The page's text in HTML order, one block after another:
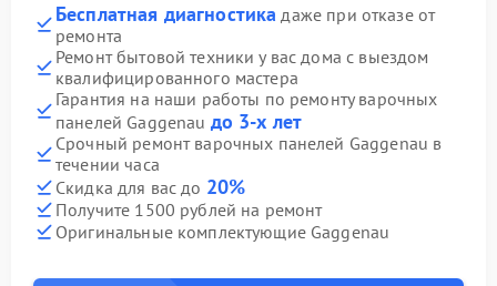
Бесплатная диагностика даже при отказе от
ремонта
Ремонт бытовой техники у вас дома с выездом
квалифицированного мастера
Гарантия на наши работы по ремонту варочных
панелей Gaggenau до 3-х лет
Срочный ремонт варочных панелей Gaggenau в
течении часа
Скидка для вас до 20%
Получите 1500 рублей на ремонт
Оригинальные комплектующие Gaggenau